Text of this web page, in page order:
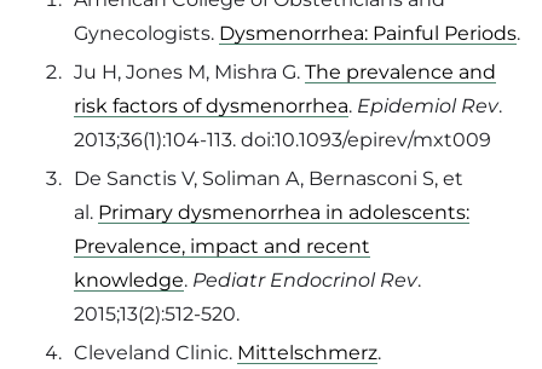
Gynecologists. Dysmenorrhea: Painful Periods.
Ju H, Jones M, Mishra G. The prevalence and
risk factors of dysmenorrhea. Epidemiol Rev.
2013;36(1):104-113. doi:10.1093/epirev/mxt009
De Sanctis V, Soliman A, Bernasconi S, et
al. Primary dysmenorrhea in adolescents:
Prevalence, impact and recent
knowledge. Pediatr Endocrinol Rev.
2015;13(2):512-520.
Cleveland Clinic. Mittelschmerz.